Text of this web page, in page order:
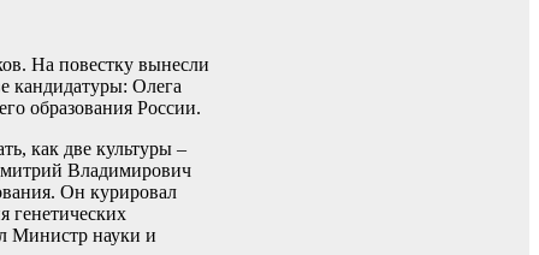
На повестку вынесли
кандидатуры: Олега
образования России.
как две культуры –
Владимирович
Он курировал
генетических
Министр науки и